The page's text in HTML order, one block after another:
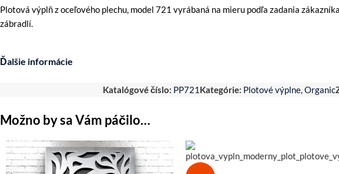
Plotová výplň z oceľového plechu, model 721 vyrábaná na mieru podľa zadania
zábradlí.
Ďalšie informácie
Katalógové číslo: PP721 Kategórie: Plotové výplne,Organic
Možno by sa Vám páčilo…